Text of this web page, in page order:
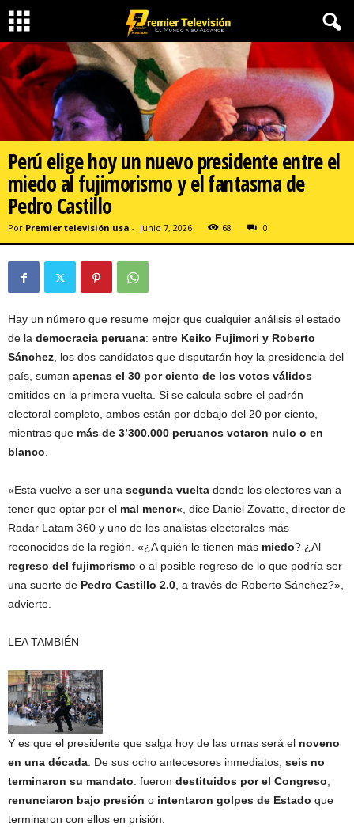
Perú elige hoy un nuevo presidente entre el
miedo al fujimorismo y el fantasma de
Pedro Castillo
Por Premier televisión usa - junio 7, 2026 68 0
Hay un número que resume mejor que cualquier análisis el estado
de la democracia peruana: entre Keiko Fujimori y Roberto
Sánchez, los dos candidatos que disputarán hoy la presidencia del
país, suman apenas el 30 por ciento de los votos válidos
emitidos en la primera vuelta. Si se calcula sobre el padrón
electoral completo, ambos están por debajo del 20 por ciento,
mientras que más de 3’300.000 peruanos votaron nulo o en
blanco.
«Esta vuelve a ser una segunda vuelta donde los electores van a
tener que optar por el mal menor«, dice Daniel Zovatto, director de
Radar Latam 360 y uno de los analistas electorales más
reconocidos de la región. «¿A quién le tienen más miedo? ¿Al
regreso del fujimorismo o al posible regreso de lo que podría ser
una suerte de Pedro Castillo 2.0, a través de Roberto Sánchez?»,
advierte.
LEA TAMBIÉN
Y es que el presidente que salga hoy de las urnas será el noveno
en una década. De sus ocho antecesores inmediatos, seis no
terminaron su mandato: fueron destituidos por el Congreso,
renunciaron bajo presión o intentaron golpes de Estado que
terminaron con ellos en prisión.